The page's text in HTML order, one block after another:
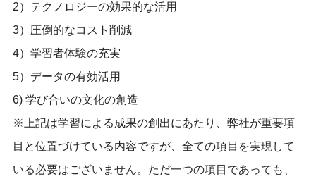
2）テクノロジーの効果的な活用
3）圧倒的なコスト削減
4）学習者体験の充実
5）データの有効活用
6) 学び合いの文化の創造
※上記は学習による成果の創出にあたり、弊社が重要項
目と位置づけている内容ですが、全ての項目を実現して
いる必要はございません。ただ一つの項目であっても、